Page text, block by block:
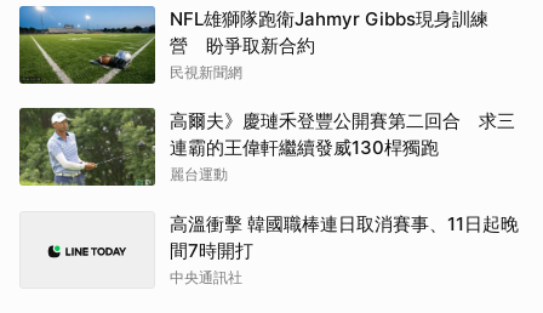
NFL雄獅隊跑衛Jahmyr Gibbs現身訓練
營 盼爭取新合約
民視新聞網
高爾夫》慶璉禾登豐公開賽第二回合 求三
連霸的王偉軒繼續發威130桿獨跑
麗台運動
高溫衝擊 韓國職棒連日取消賽事、11日起晚
間7時開打
中央通訊社